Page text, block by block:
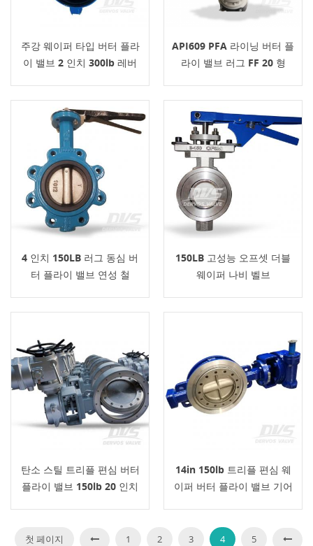
주강 웨이퍼 타입 버터 플라
이 밸브 2 인치 300lb 레버
API609 PFA 라이닝 버터 플
라이 밸브 러그 FF 20 형
4 인치 150LB 러그 동심 버
터 플라이 밸브 연성 철
150LB 고성능 오프셋 더블
웨이퍼 나비 벨브
탄소 스틸 트리플 편심 버터
플라이 밸브 150lb 20 인치
14in 150lb 트리플 편심 웨
이퍼 버터 플라이 밸브 기어
첫 페이지 1 2 3 4 5